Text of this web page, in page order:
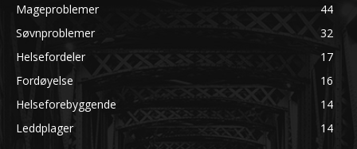
Mageproblemer
44
Søvnproblemer
32
Helsefordeler
17
Fordøyelse
16
Helseforebyggende
14
Leddplager
14